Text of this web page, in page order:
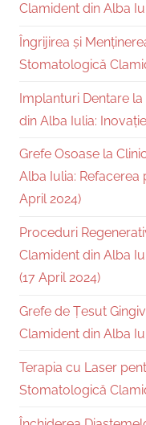
Clamident din Alba
Îngrijirea și
Stomatologică
Implanturi Dentare
din Alba Iulia:
Grefe Osoase la
Alba Iulia: Refacerea
April 2024)
Proceduri
Clamident din Alba
(17 April 2024)
Grefe de Țesut
Clamident din Alba
Terapia cu Laser
Stomatologică